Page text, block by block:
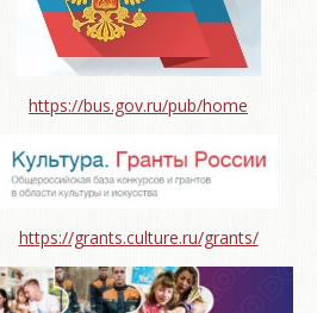
https://bus.gov.ru/pub/home
https://grants.culture.ru/grants/